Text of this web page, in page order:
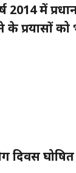
2014 में
के प्रयासों
दिवस